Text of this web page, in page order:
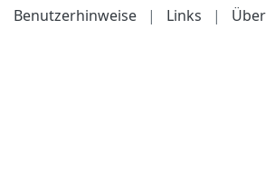
Benutzerhinweise
| Links | Über